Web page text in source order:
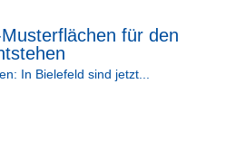
für den
In Bielefeld sind jetzt...